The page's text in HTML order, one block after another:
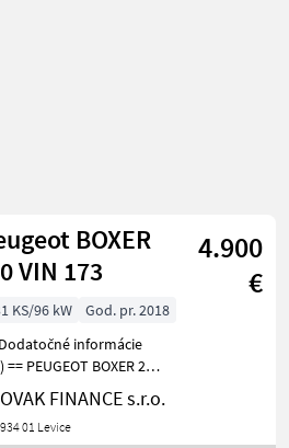
BOXER
VIN 173
4.900
€
KS/96 kW
God. pr. 2018
informácie
BOXER 2, 0
L2H2 r.v. 09/2018, 303
6, 96 kW,
manuál, 3 miesta
FINANCE s.r.o.
934 01 Levice